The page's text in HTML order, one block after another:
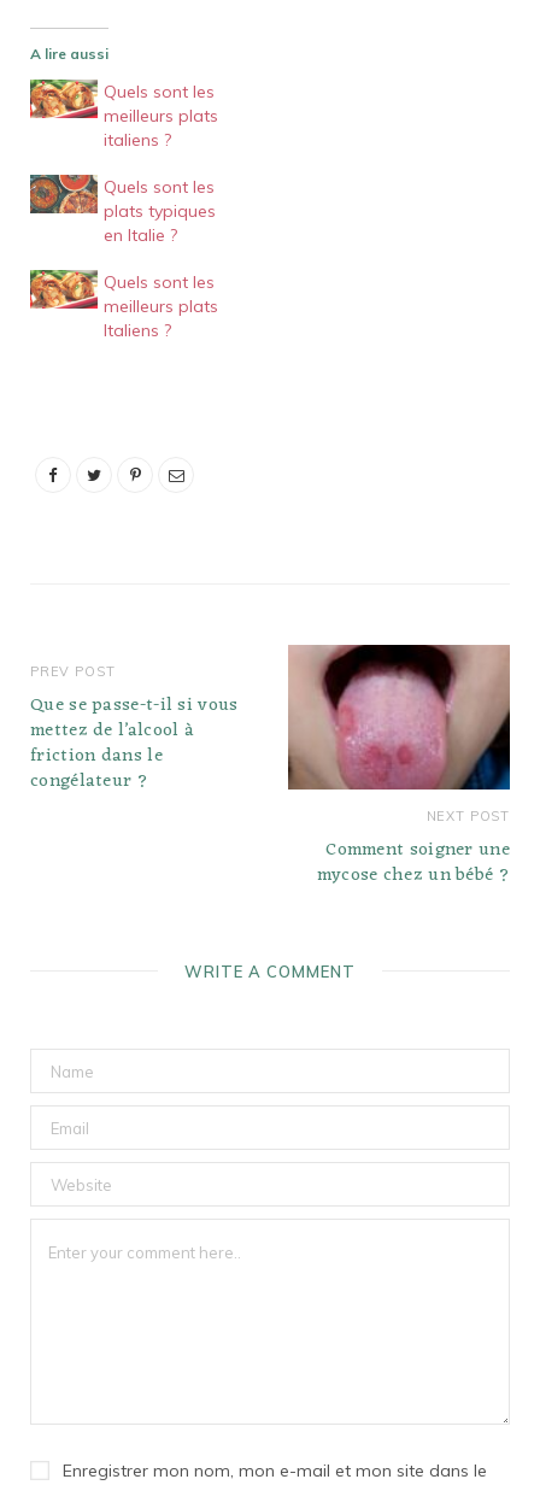
A lire aussi
Quels sont les
meilleurs plats
italiens ?
Quels sont les
plats typiques
en Italie ?
Quels sont les
meilleurs plats
Italiens ?
PREV POST
Que se passe-t-il si vous
mettez de l’alcool à
friction dans le
congélateur ?
NEXT POST
Comment soigner une
mycose chez un bébé ?
WRITE A COMMENT
Enregistrer mon nom, mon e-mail et mon site dans le